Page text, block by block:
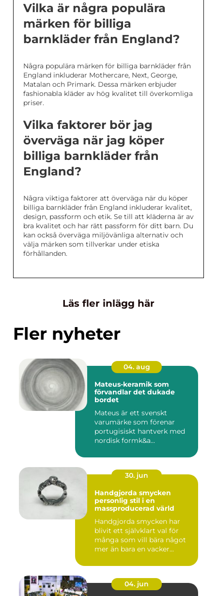
Vilka är några populära
märken för billiga
barnkläder från England?
Några populära märken för billiga barnkläder från
England inkluderar Mothercare, Next, George,
Matalan och Primark. Dessa märken erbjuder
fashionabla kläder av hög kvalitet till överkomliga
priser.
Vilka faktorer bör jag
överväga när jag köper
billiga barnkläder från
England?
Några viktiga faktorer att överväga när du köper
billiga barnkläder från England inkluderar kvalitet,
design, passform och etik. Se till att kläderna är av
bra kvalitet och har rätt passform för ditt barn. Du
kan också överväga miljövänliga alternativ och
välja märken som tillverkar under etiska
förhållanden.
Läs fler inlägg här
Fler nyheter
04. aug
Mateus-keramik som
förvandlar det dukade
bordet
Mateus är ett svenskt
varumärke som förenar
portugisiskt hantverk med
nordisk formk&a...
30. jun
Handgjorda smycken
personlig stil i en
massproducerad värld
Handgjorda smycken har
blivit ett självklart val för
många som vill bära något
mer än bara en vacker...
04. jun